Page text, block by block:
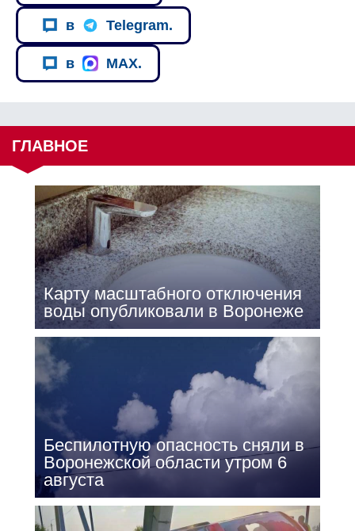
в Telegram.
в MAX.
ГЛАВНОЕ
Карту масштабного отключения
воды опубликовали в Воронеже
Беспилотную опасность сняли в
Воронежской области утром 6
августа